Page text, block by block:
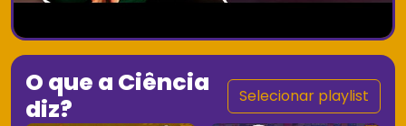
O que a Ciência
diz?
Selecionar playlist